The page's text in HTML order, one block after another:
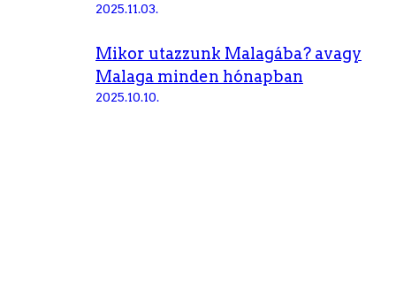
2025.11.03.
Mikor utazzunk Malagába? avagy
Malaga minden hónapban
2025.10.10.